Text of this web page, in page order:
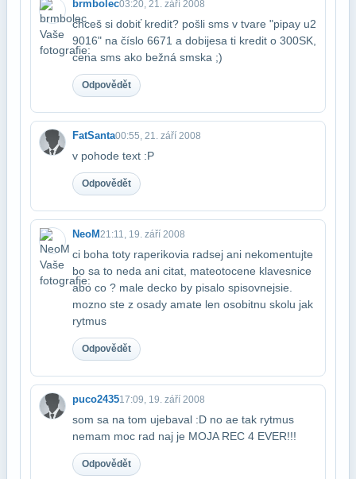
brmbolec03:20, 21. září 2008
chceš si dobiť kredit? pošli sms v tvare "pipay u2
9016" na číslo 6671 a dobije​sa ti kredit o 300SK,
cena sms ako bežná smska ;)
Odpovědět
FatSanta00:55, 21. září 2008
v pohode text :P
Odpovědět
NeoM21:11, 19. září 2008
ci boha toty raperikovia radsej ani nekomentujte
bo sa to neda ani citat, mate​otocene klavesnice
abo co ? male decko by pisalo spisovnejsie.
mozno ste z osady a​mate len osobitnu skolu jak
rytmus
Odpovědět
puco243517:09, 19. září 2008
som sa na tom ujebaval :D no ae tak rytmus
nemam moc rad naj je MOJA REC 4 EVER!!!
Odpovědět